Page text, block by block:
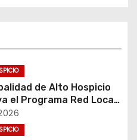
de Alto Hospicio
el Programa Red Local
y Cuidados